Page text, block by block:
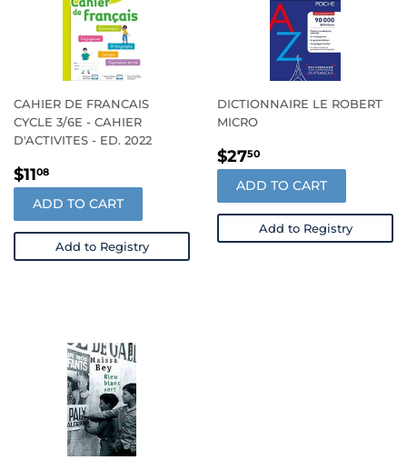
CAHIER DE FRANCAIS
CYCLE 3/6E - CAHIER
D'ACTIVITES - ED. 2022
REGULAR
PRICE
$1108
ADD TO CART
Add to Registry
DICTIONNAIRE LE ROBERT
MICRO
REGULAR
PRICE
$2750
ADD TO CART
Add to Registry